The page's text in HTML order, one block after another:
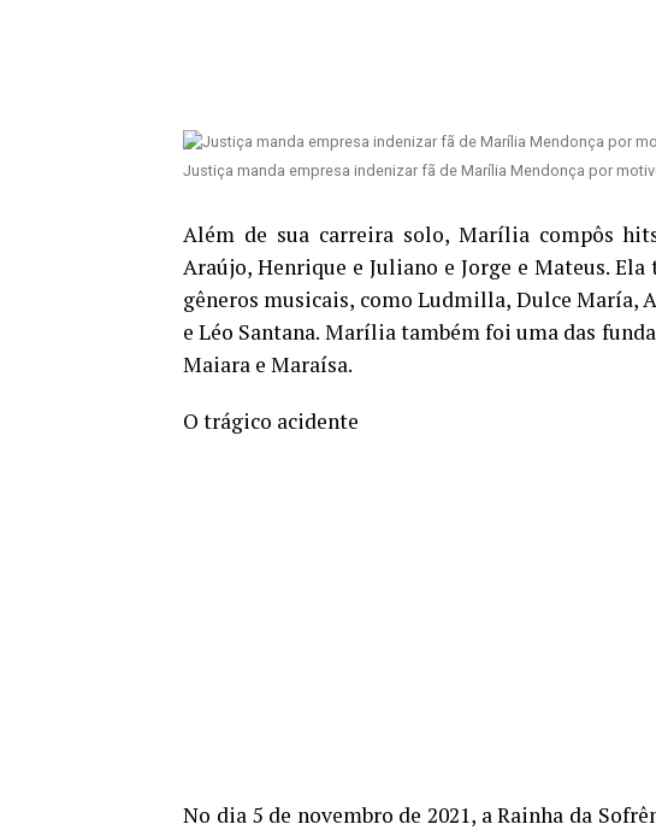
Justiça manda empresa indenizar fã de Marília Mendonça por
Além de sua carreira solo, Marília compôs
Araújo, Henrique e Juliano e Jorge e Mateus.
gêneros musicais, como Ludmilla, Dulce María,
e Léo Santana. Marília também foi uma das
Maiara e Maraísa.
O trágico acidente
No dia 5 de novembro de 2021, a Rainha da